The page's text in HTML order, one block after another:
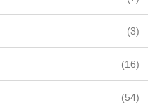
(3)
(16)
(54)